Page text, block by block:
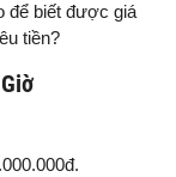
để biết được giá
tiền?